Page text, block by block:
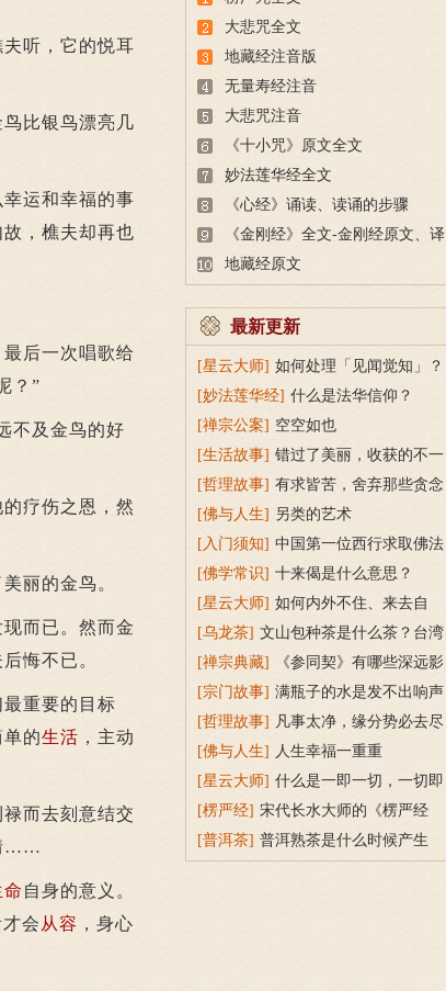
听，它的悦耳
比银鸟漂亮几
运和幸福的事
，樵夫却再也
后一次唱歌给
？”
不及金鸟的好
疗伤之恩，然
丽的金鸟。
而已。然而金
悔不已。
重要的目标
的生活 ，主动
而去刻意结交
……
命 自身的意义。
会 从容 ，身心
大悲咒全文
地藏经注音版
无量寿经注音
大悲咒注音
《十小咒》原文全文
妙法莲华经全文
《心经》诵读、读诵的步骤
《金刚经》全文-金刚经原文、译
文及释意
地藏经原文
最新更新
[星云大师] 如何处理「见闻觉知」？
[妙法莲华经] 什么是法华信仰？
[禅宗公案] 空空如也
[生活故事] 错过了美丽，收获的不一
定是遗憾
[哲理故事] 有求皆苦，舍弃那些贪念
[佛与人生] 另类的艺术
[入门须知] 中国第一位西行求取佛法
的人是谁，取得哪些经典回来？
[佛学常识] 十来偈是什么意思？
[星云大师] 如何内外不住、来去自
由？
[乌龙茶] 文山包种茶是什么茶？台湾
文山包种茶介绍
[禅宗典藏]
《参同契》有哪些深远影
响？
[宗门故事] 满瓶子的水是发不出响声
的
[哲理故事] 凡事太净，缘分势必去尽
[佛与人生] 人生幸福一重重
[星云大师] 什么是一即一切，一切即
一？
[楞严经] 宋代长水大师的《楞严经
疏》
[普洱茶] 普洱熟茶是什么时候产生